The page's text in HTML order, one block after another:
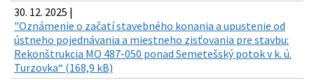
30. 12. 2025 |
"Oznámenie o začatí stavebného konania a upustenie od
ústneho pojednávania a miestneho zisťovania pre stavbu:
Rekonštrukcia MO 487-050 ponad Semetešský potok v k. ú.
Turzovka“ (168,9 kB)